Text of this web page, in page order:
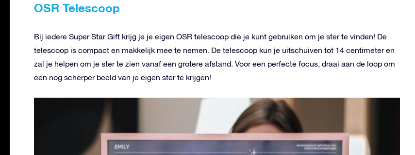
OSR Telescoop
Bij iedere Super Star Gift krijg je je eigen OSR telescoop die je kunt gebruiken om je ster te vinden! De
telescoop is compact en makkelijk mee te nemen. De telescoop kun je uitschuiven tot 14 centimeter en
zal je helpen om je ster te zien vanaf een grotere afstand. Voor een perfecte focus, draai aan de loop om
een nog scherper beeld van je eigen ster te krijgen!